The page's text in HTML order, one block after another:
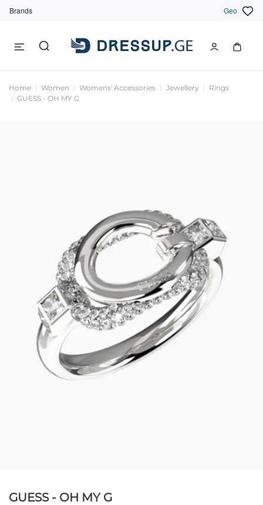
Brands Geo
Home Women Womens' Accessories Jewellery
Rings
GUESS - OH MY G
GUESS - OH MY G